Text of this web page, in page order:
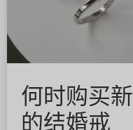
何时购买新
的结婚戒